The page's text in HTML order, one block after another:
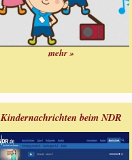
mehr »
Kindernachrichten beim NDR